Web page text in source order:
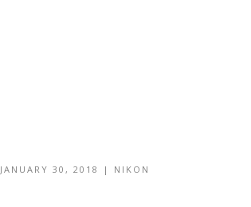
JANUARY 30, 2018 | NIKON